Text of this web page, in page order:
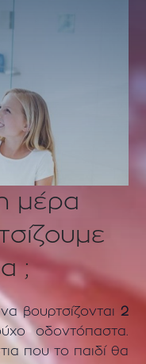
μέρα
;
βουρτσίζονται 2
οδοντόπαστα.
που το παιδί θα